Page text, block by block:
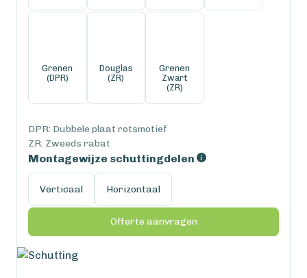
Grenen
(DPR)
Douglas
(ZR)
Grenen
Zwart
(ZR)
DPR: Dubbele plaat rotsmotief
ZR: Zweeds rabat
Montagewijze schuttingdelen
Verticaal Horizontaal
Offerte aanvragen